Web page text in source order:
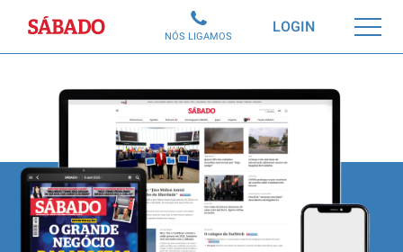
Sábado LOGIN
NÓS LIGAMOS